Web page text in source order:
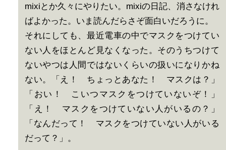
mixiとか久々にやりたい。mixiの日記、消さなけれ
ばよかった。いま読んだらさぞ面白いだろうに。
それにしても、最近電車の中でマスクをつけてい
ない人をほとんど見なくなった。そのうちつけて
ないやつは人間ではないくらいの扱いになりかね
ない。「え！ ちょっとあなた！ マスクは？」
「おい！ こいつマスクをつけていないぞ！」
「え！ マスクをつけていない人がいるの？」
「なんだって！ マスクをつけていない人がいる
だって？」。